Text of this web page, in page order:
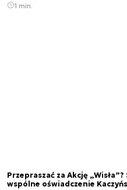
1 min.
Przepraszać za Akcję
wspólne oświadczenie